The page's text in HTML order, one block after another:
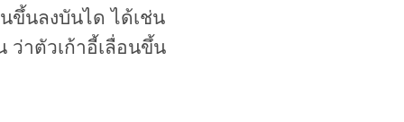
ขึ้นลงบันได ได้เช่น
ว่าตัวเก้าอี้เลื่อนขึ้น